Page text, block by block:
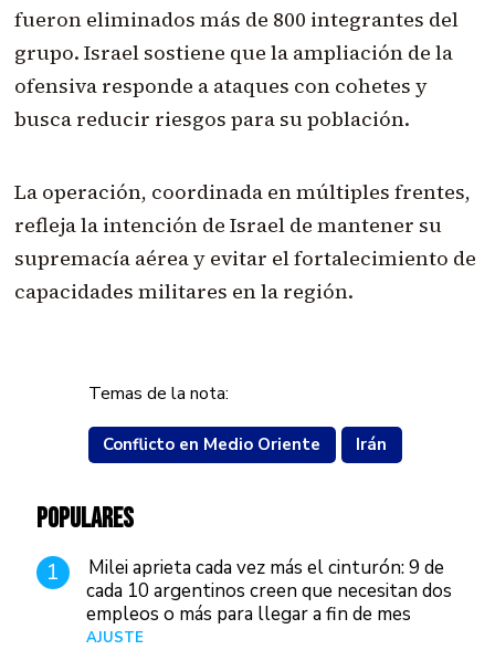
fueron eliminados más de 800 integrantes del
grupo. Israel sostiene que la ampliación de la
ofensiva responde a ataques con cohetes y
busca reducir riesgos para su población.
La operación, coordinada en múltiples frentes,
refleja la intención de Israel de mantener su
supremacía aérea y evitar el fortalecimiento de
capacidades militares en la región.
Temas de la nota:
Conflicto en Medio Oriente Irán
POPULARES
1
Milei aprieta cada vez más el cinturón: 9 de
cada 10 argentinos creen que necesitan dos
empleos o más para llegar a fin de mes
AJUSTE